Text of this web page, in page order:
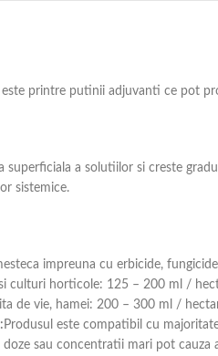
este printre putinii adjuvanti ce pot
superficiala a solutiilor si creste
sistemice.
impreuna cu erbicide,
culturi horticole: 125 – 200 ml /
de vie, hamei: 200 – 300 ml /
Produsul este compatibil cu
doze sau concentratii mari pot